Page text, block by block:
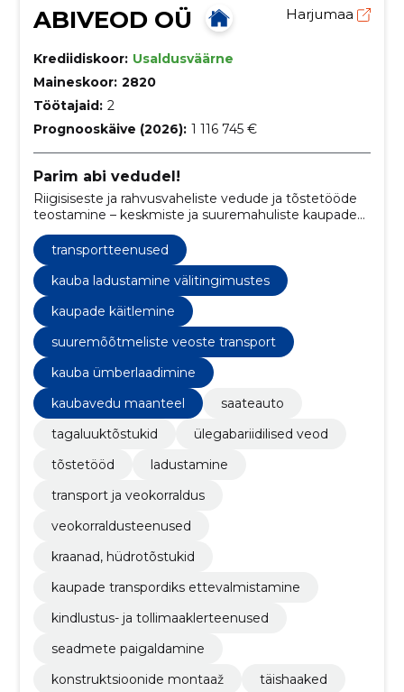
ABIVEOD OÜ Harjumaa
Krediidiskoor: Usaldusväärne
Maineskoor: 2820
Töötajaid: 2
Prognooskäive (2026): 1 116 745 €
Parim abi vedudel!
Riigisiseste ja rahvusvaheliste vedude ja tõstetööde
teostamine – keskmiste ja suuremahuliste kaupade
transport, treilerveod, projekt – ja erikaupade vedu,
ladustamis- ja laadimisteenused.
transportteenused
kauba ladustamine välitingimustes
kaupade käitlemine
suuremõõtmeliste veoste transport
kauba ümberlaadimine
kaubavedu maanteel
saateauto
tagaluuktõstukid
ülegabariidilised veod
tõstetööd
ladustamine
transport ja veokorraldus
veokorraldusteenused
kraanad, hüdrotõstukid
kaupade transpordiks ettevalmistamine
kindlustus- ja tollimaaklerteenused
seadmete paigaldamine
konstruktsioonide montaaž
täishaaked